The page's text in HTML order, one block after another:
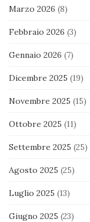
Marzo 2026 (8)
Febbraio 2026 (3)
Gennaio 2026 (7)
Dicembre 2025 (19)
Novembre 2025 (15)
Ottobre 2025 (11)
Settembre 2025 (25)
Agosto 2025 (25)
Luglio 2025 (13)
Giugno 2025 (23)